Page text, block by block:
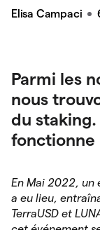
Elisa Campaci
Parmi les
nous
du
fonctionne
En Mai 2022, un
a eu lieu,
TerraUSD et